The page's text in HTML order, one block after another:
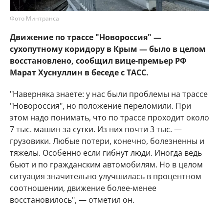
Фото Минтранса
Движение по трассе "Новороссия" —
сухопутному коридору в Крым — было в целом
восстановлено, сообщил вице-премьер РФ
Марат Хуснуллин в беседе с ТАСС.
"Наверняка знаете: у нас были проблемы на трассе
"Новороссия", но положение переломили. При
этом надо понимать, что по трассе проходит около
7 тыс. машин за сутки. Из них почти 3 тыс. —
грузовики. Любые потери, конечно, болезненны и
тяжелы. Особенно если гибнут люди. Иногда ведь
бьют и по гражданским автомобилям. Но в целом
ситуация значительно улучшилась в процентном
соотношении, движение более-менее
восстановилось", — отметил он.